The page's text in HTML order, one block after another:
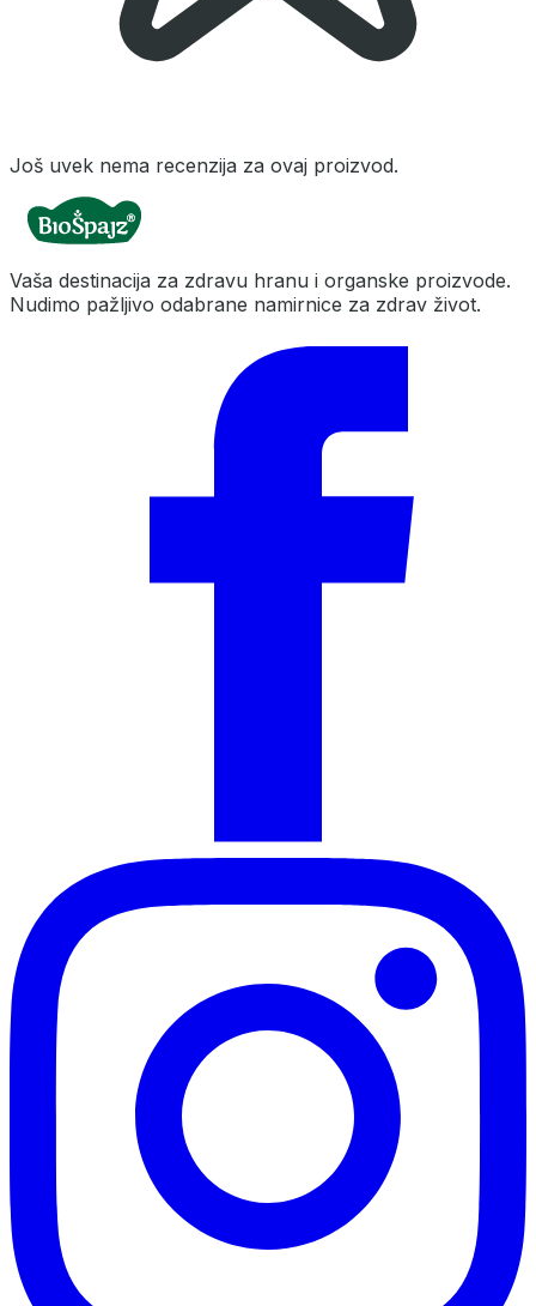
Još uvek nema recenzija za ovaj proizvod.
Vaša destinacija za zdravu hranu i organske proizvode.
Nudimo pažljivo odabrane namirnice za zdrav život.